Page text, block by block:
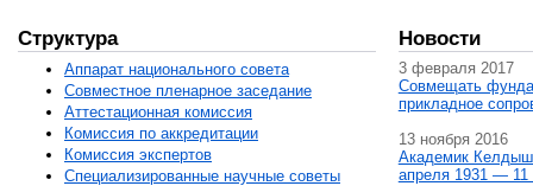
Структура
Аппарат национального совета
Совместное пленарное заседание
Аттестационная комисcия
Комиссия по аккредитации
Комиссия экспертов
Специализированные научные советы
Новости
3 февраля 2017
Совмещать
прикладное
13 ноября 2016
Академик
апреля 1931 — 11